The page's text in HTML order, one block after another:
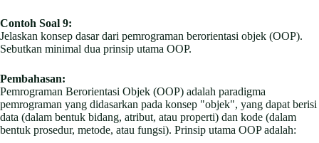
Contoh Soal 9:
Jelaskan konsep dasar dari pemrograman berorientasi objek (OOP).
Sebutkan minimal dua prinsip utama OOP.
Pembahasan:
Pemrograman Berorientasi Objek (OOP) adalah paradigma
pemrograman yang didasarkan pada konsep "objek", yang dapat berisi
data (dalam bentuk bidang, atribut, atau properti) dan kode (dalam
bentuk prosedur, metode, atau fungsi). Prinsip utama OOP adalah: